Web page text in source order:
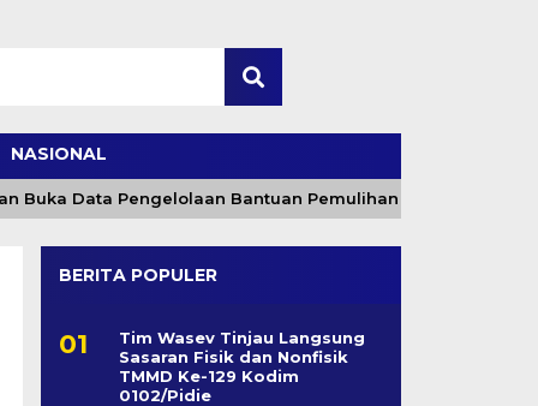
NASIONAL
Data Pengelolaan Bantuan Pemulihan Pertanian Aceh
BERITA POPULER
Tim Wasev Tinjau Langsung
Sasaran Fisik dan Nonfisik
TMMD Ke-129 Kodim
0102/Pidie